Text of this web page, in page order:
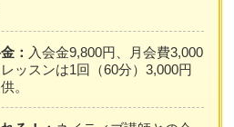
： 入会金9,800円、月会費3,000
ッスンは1回（60分）3,000円
。